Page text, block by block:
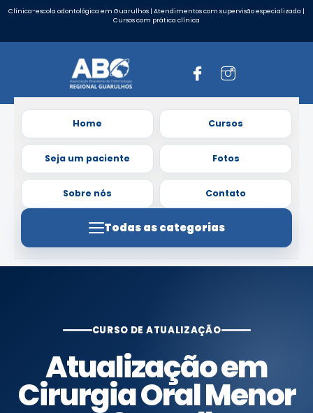
Clínica-escola odontológica em Guarulhos | Atendimentos com supervisão especializada |
Cursos com prática clínica
Home Cursos
Seja um paciente Fotos
Sobre nós Contato
Todas as categorias
CURSO DE ATUALIZAÇÃO
Atualização em
Cirurgia Oral Menor